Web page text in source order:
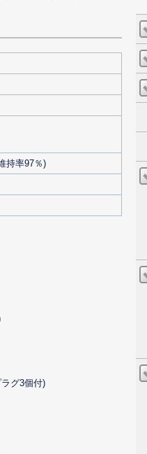
持率97％)
グ3個付)